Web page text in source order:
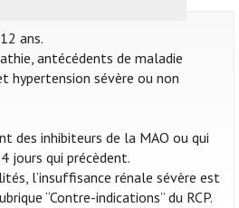
ans.
antécédents de maladie
hypertension sévère ou non
des inhibiteurs de la MAO ou qui
jours qui précèdent.
l’insuffisance rénale sévère est
“Contre-indications” du RCP.